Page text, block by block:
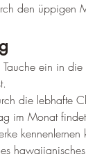
den üppigen
Tauche ein in die
die lebhafte
im Monat
kennenlernen